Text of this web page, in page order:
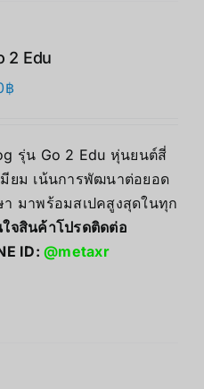
2 Edu
฿
รุ่น Go 2 Edu หุ่นยนต์สี่
ยม เน้นการพัฒนาต่อยอด
มาพร้อมสเปคสูงสุดในทุก
จสินค้าโปรดติดต่อ
ID:@metaxr